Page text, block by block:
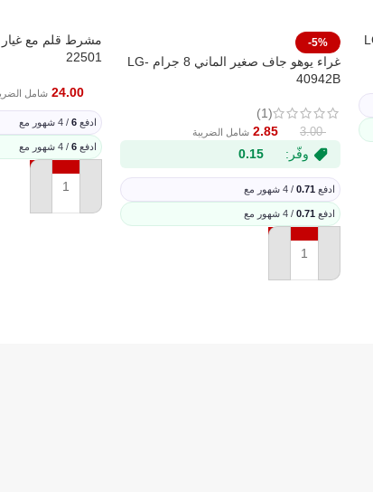
-5%
غراء يوهو جاف صغير الماني 8 جرام LG-
40942B
(1)
3.00
2.85 شامل الضريبة
وفّر: 0.15
ادفع 0.71 / 4 شهور مع
ادفع 0.71 / 4 شهور مع
إضافة إلى السلة
22501
24.00 شامل
ادفع 6 / 4 شهور مع
ادفع 6 / 4 شهور مع
إضافة إلى السلة